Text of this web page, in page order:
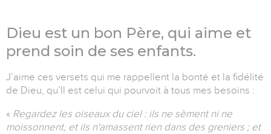
Dieu est un bon Père, qui aime et
prend soin de ses enfants.
J’aime ces versets qui me rappellent la bonté et la fidélité
de Dieu, qu’Il est celui qui pourvoit à tous mes besoins :
« Regardez les oiseaux du ciel : ils ne sèment ni ne
moissonnent, et ils n'amassent rien dans des greniers ; et